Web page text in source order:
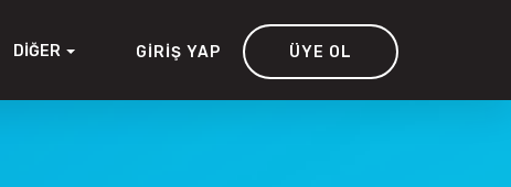
DIĞER GIRIŞ YAP ÜYE OL